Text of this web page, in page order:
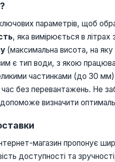
параметрів, щоб
, яка вимірюється в
(максимальна висота, на
є тип води, з якою
частинками (до 30 мм)
без перевантажень. Не
визначити
магазин пропонує
доступності та